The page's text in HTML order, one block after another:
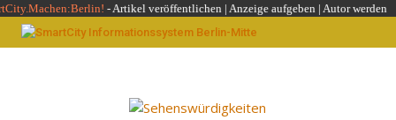
-Artikel veröffentlichen | Anzeige aufgeben | Autor werden